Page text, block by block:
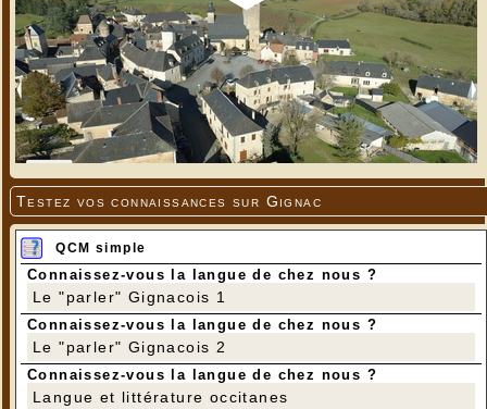
Testez vos connaissances sur Gignac
QCM simple
Connaissez-vous la langue de chez nous ?
Le "parler" Gignacois 1
Connaissez-vous la langue de chez nous ?
Le "parler" Gignacois 2
Connaissez-vous la langue de chez nous ?
Langue et littérature occitanes